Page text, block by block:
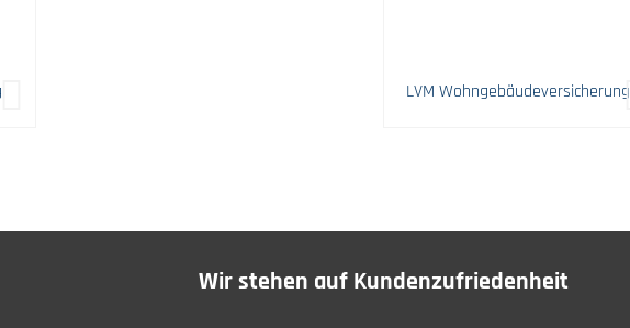
LVM Wohngebäudeversicherung
Wir stehen auf Kundenzufriedenheit